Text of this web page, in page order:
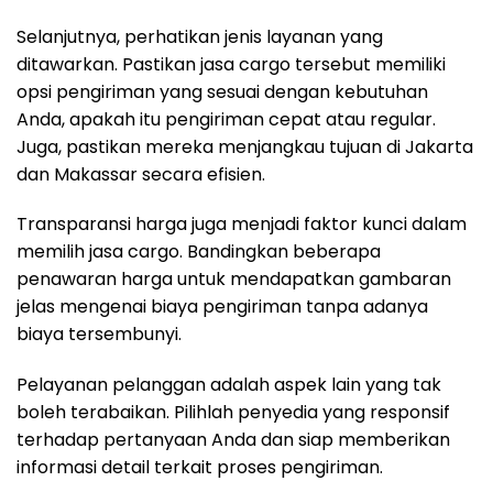
Selanjutnya, perhatikan jenis layanan yang
ditawarkan. Pastikan jasa cargo tersebut memiliki
opsi pengiriman yang sesuai dengan kebutuhan
Anda, apakah itu pengiriman cepat atau regular.
Juga, pastikan mereka menjangkau tujuan di Jakarta
dan Makassar secara efisien.
Transparansi harga juga menjadi faktor kunci dalam
memilih jasa cargo. Bandingkan beberapa
penawaran harga untuk mendapatkan gambaran
jelas mengenai biaya pengiriman tanpa adanya
biaya tersembunyi.
Pelayanan pelanggan adalah aspek lain yang tak
boleh terabaikan. Pilihlah penyedia yang responsif
terhadap pertanyaan Anda dan siap memberikan
informasi detail terkait proses pengiriman.